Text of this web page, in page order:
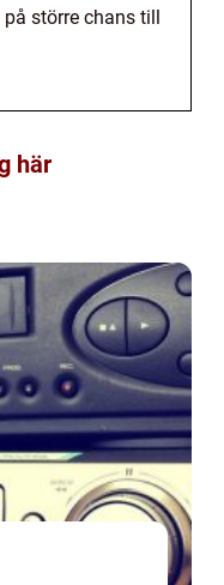
större chans till
här